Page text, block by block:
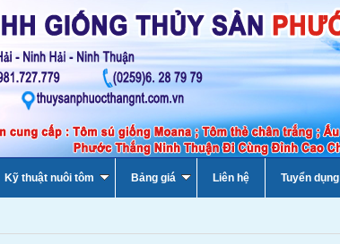
Kỹ thuật nuôi tôm Bảng giá Liên hệ Tuyển dụng